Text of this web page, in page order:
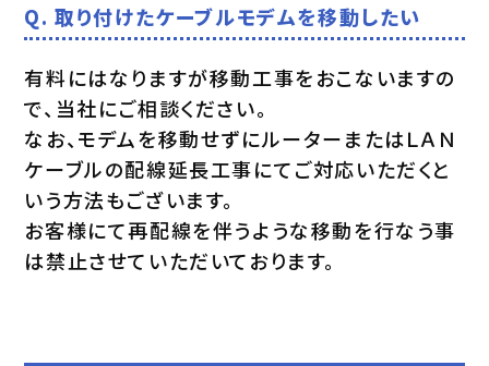
Q. 取り付けたケーブルモデムを移動したい
有料にはなりますが移動工事をおこないますの
で、当社にご相談ください。
なお、モデムを移動せずにルーターまたはＬＡＮ
ケーブルの配線延長工事にてご対応いただくと
いう方法もございます。
お客様にて再配線を伴うような移動を行なう事
は禁止させていただいております。